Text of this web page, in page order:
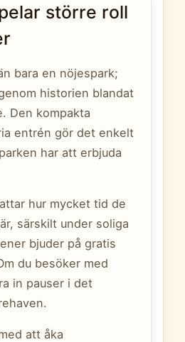
större roll
bara en nöjespark;
historien blandat
Den kompakta
entrén gör det enkelt
har att erbjuda
hur mycket tid de
särskilt under soliga
bjuder på gratis
du besöker med
in pauser i det
att åka